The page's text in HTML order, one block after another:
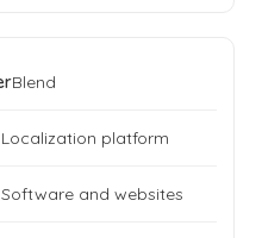
Blend
Localization platform
Software and websites